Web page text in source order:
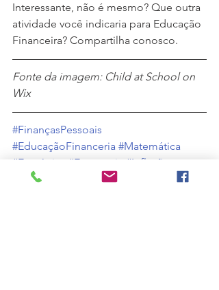
Interessante, não é mesmo? Que outra
atividade você indicaria para Educação
Financeira? Compartilha conosco.
Fonte da imagem: Child at School on
Wix
#FinançasPessoais
#EducaçãoFinanceria #Matemática
#Estatística
#Economia
#Inflação
#Cambio